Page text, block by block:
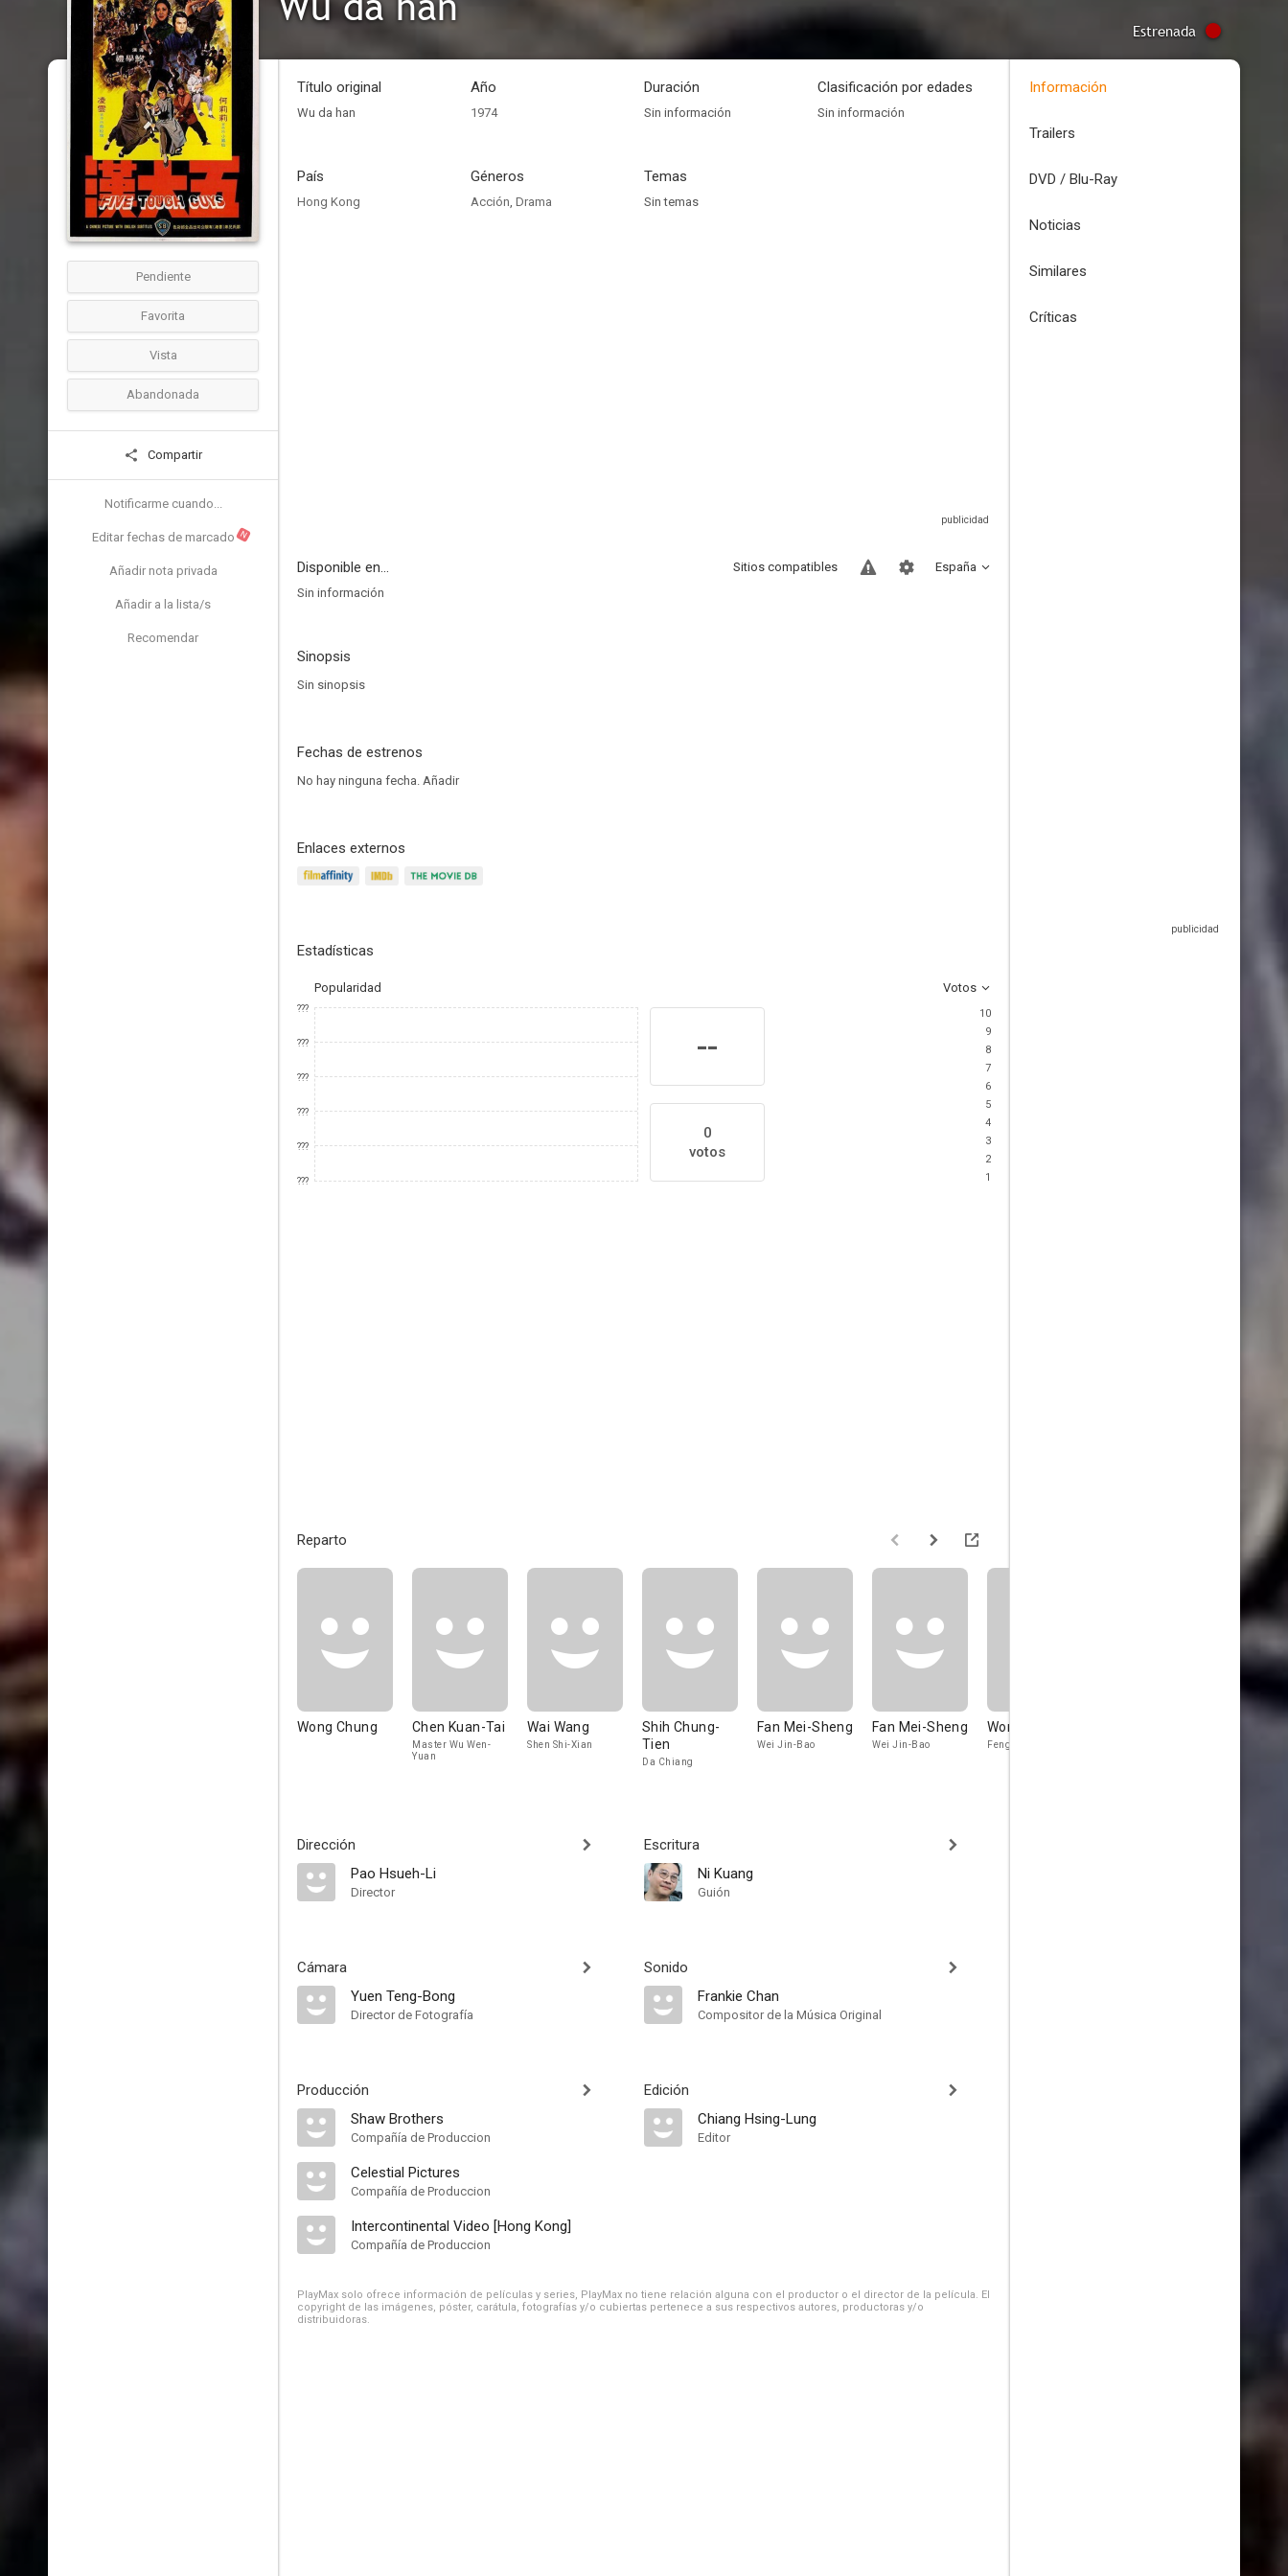
Estrenada
Pendiente
Favorita
Vista
Abandonada
Compartir
Notificarme cuando...
Editar fechas de marcado N
Añadir nota privada
Añadir a la lista/s
Recomendar
Título original
Wu da han
Año
1974
Duración
Sin información
Clasificación por edades
Sin información
País
Hong Kong
Géneros
Acción, Drama
Temas
Sin temas
Disponible en... España
Sitios compatibles
Sin información
Sinopsis
Sin sinopsis
Fechas de estrenos
No hay ninguna fecha. Añadir
Enlaces externos
Estadísticas
Popularidad Votos
???
???
???
???
???
???
--
0
votos
10
9
8
7
6
5
4
3
2
1
Reparto
Wong Chung Chen Kuan-Tai
Master Wu Wen-
Yuan
Wai Wang
Shen Shi-Xian
Shih Chung-
Tien
Da Chiang
Fan Mei-Sheng
Wei Jin-Bao
Fan Mei-Sheng
Wei Jin-Bao
Wong Chung
Feng Hsieng
Dirección
Pao Hsueh-Li
Director
Cámara
Yuen Teng-Bong
Director de Fotografía
Producción
Shaw Brothers
Compañía de Produccion
Celestial Pictures
Compañía de Produccion
Intercontinental Video [Hong Kong]
Compañía de Produccion
Escritura
Ni Kuang
Guión
Sonido
Frankie Chan
Compositor de la Música Original
Edición
Chiang Hsing-Lung
Editor
PlayMax solo ofrece información de películas y series, PlayMax no tiene relación alguna con el productor o el director de la película. El
copyright de las imágenes, póster, carátula, fotografías y/o cubiertas pertenece a sus respectivos autores, productoras y/o
distribuidoras.
Información
Trailers
DVD / Blu-Ray
Noticias
Similares
Críticas